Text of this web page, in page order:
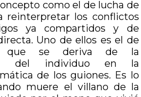
como el de lucha de
reinterpretar los conflictos
ya compartidos y de
Uno de ellos es el de
que se deriva de la
del individuo en la
de los guiones. Es lo
muere el villano de la